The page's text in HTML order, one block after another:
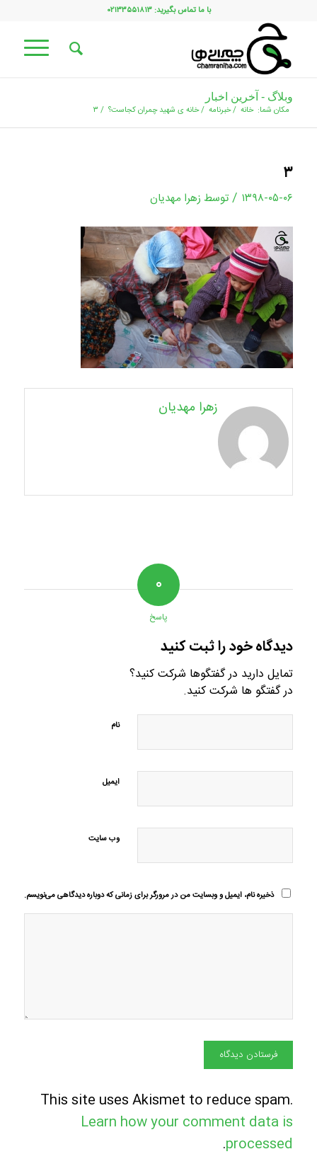
با ما تماس بگیرید: ۰۲۱۳۳۵۵۱۸۱۳
وبلاگ - آخرین اخبار
مکان شما: خانه /خبرنامه /خانه ی شهید چمران کجاست؟ / ۳
۳
۱۳۹۸-۰۵-۰۶ / توسط زهرا مهدیان
زهرا مهدیان
۰
پاسخ
دیدگاه خود را ثبت کنید
تمایل دارید در گفتگوها شرکت کنید؟
در گفتگو ها شرکت کنید.
نام
ایمیل
وب‌ سایت
ذخیره نام، ایمیل و وبسایت من در مرورگر برای زمانی که دوباره دیدگاهی می‌نویسم.
This site uses Akismet to reduce spam.
Learn how your comment data is
processed
.